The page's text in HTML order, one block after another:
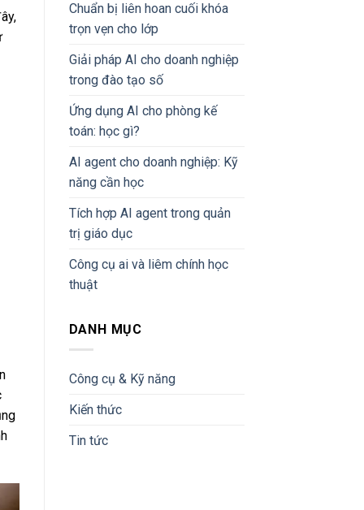
Chuẩn bị liên hoan cuối khóa
trọn vẹn cho lớp
Giải pháp AI cho doanh nghiệp
trong đào tạo số
Ứng dụng AI cho phòng kế
toán: học gì?
AI agent cho doanh nghiệp: Kỹ
năng cần học
Tích hợp AI agent trong quản
trị giáo dục
Công cụ ai và liêm chính học
thuật
DANH MỤC
Công cụ & Kỹ năng
Kiến thức
Tin tức